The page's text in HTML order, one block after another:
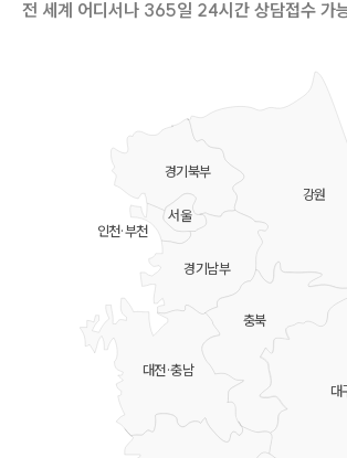
전 세계 어디서나 365일 24시간 상담접수 가
강원
충북
대전·충남
대
경기북부
경기남부
서울
인천·부천